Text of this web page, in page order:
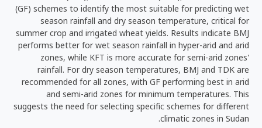
(GF) schemes to identify the most suitable for predicting wet
season rainfall and dry season temperature, critical for
summer crop and irrigated wheat yields. Results indicate BMJ
performs better for wet season rainfall in hyper-arid and arid
zones, while KFT is more accurate for semi-arid zones'
rainfall. For dry season temperatures, BMJ and TDK are
recommended for all zones, with GF performing best in arid
and semi-arid zones for minimum temperatures. This
suggests the need for selecting specific schemes for different
climatic zones in Sudan.